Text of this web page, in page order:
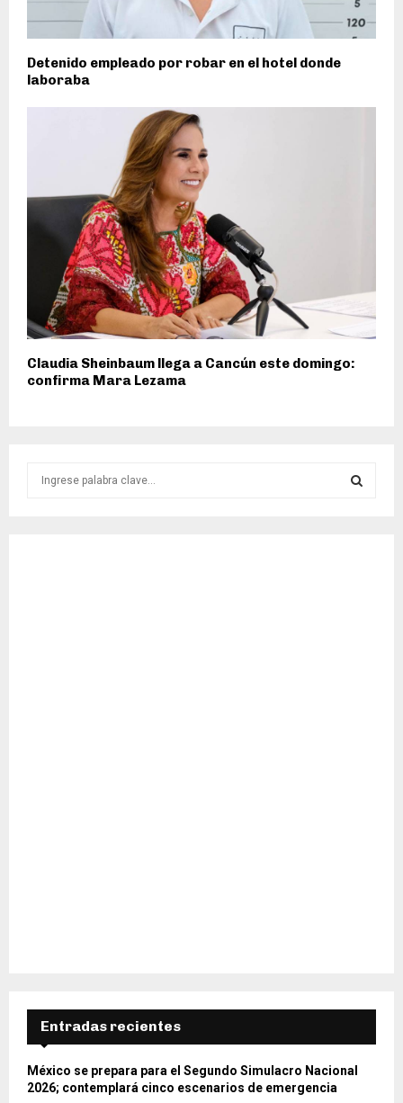
Detenido empleado por robar en el hotel donde
laboraba
Claudia Sheinbaum llega a Cancún este domingo:
confirma Mara Lezama
Entradas recientes
México se prepara para el Segundo Simulacro Nacional
2026; contemplará cinco escenarios de emergencia